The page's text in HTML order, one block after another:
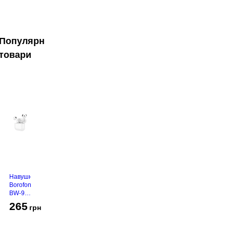
Навушники
Borofone
BW-94
265 грн